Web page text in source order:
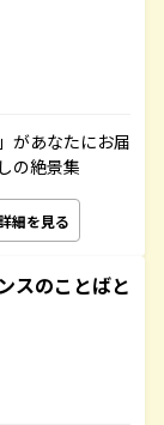
があなたにお届
の絶景集
細を見る
スのことばと